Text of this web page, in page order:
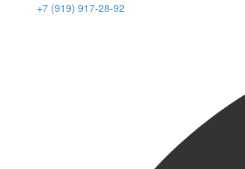
+7 (919) 917-28-92